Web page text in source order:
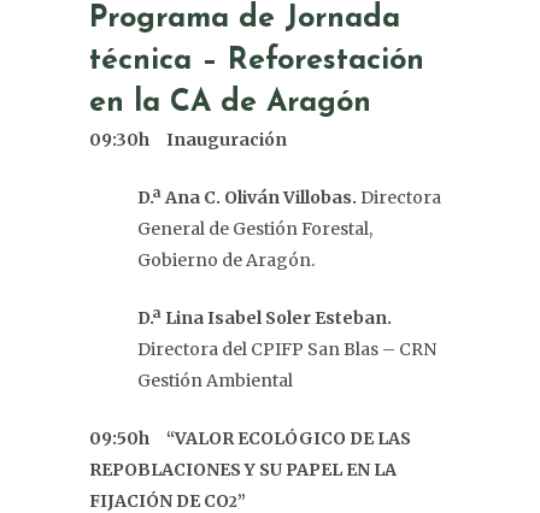
Programa de Jornada
técnica – Reforestación
en la CA de Aragón
09:30h Inauguración
D.ª Ana C. Oliván Villobas. Directora
General de Gestión Forestal,
Gobierno de Aragón.
D.ª Lina Isabel Soler Esteban.
Directora del CPIFP San Blas – CRN
Gestión Ambiental
09:50h “VALOR ECOLÓGICO DE LAS
REPOBLACIONES Y SU PAPEL EN LA
FIJACIÓN DE CO2”